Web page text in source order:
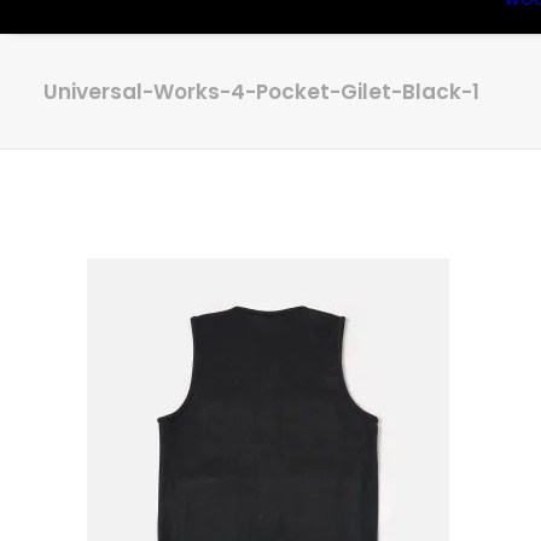
Universal-Works-4-Pocket-Gilet-Black-1